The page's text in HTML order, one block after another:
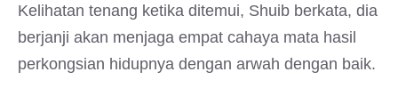
Kelihatan tenang ketika ditemui, Shuib berkata, dia
berjanji akan menjaga empat cahaya mata hasil
perkongsian hidupnya dengan arwah dengan baik.